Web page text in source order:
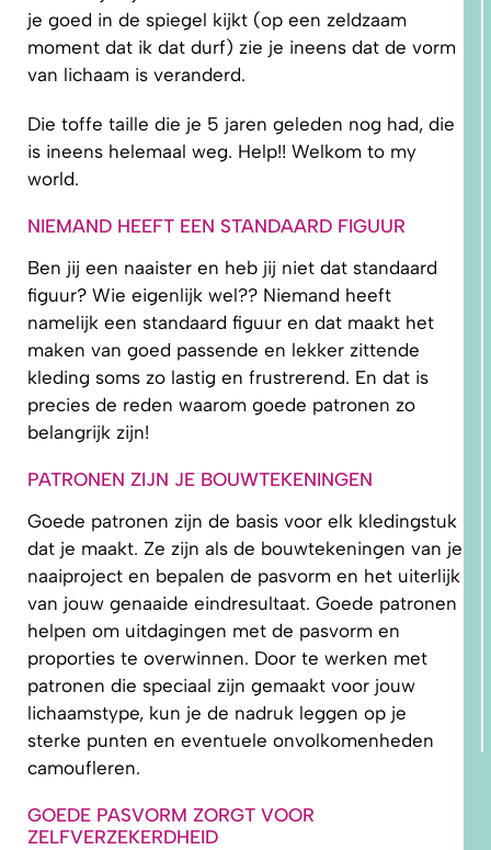
je goed in de spiegel kijkt (op een zeldzaam
moment dat ik dat durf) zie je ineens dat de vorm
van lichaam is veranderd.
Die toffe taille die je 5 jaren geleden nog had, die
is ineens helemaal weg. Help!! Welkom to my
world.
NIEMAND HEEFT EEN STANDAARD FIGUUR
Ben jij een naaister en heb jij niet dat standaard
figuur? Wie eigenlijk wel?? Niemand heeft
namelijk een standaard figuur en dat maakt het
maken van goed passende en lekker zittende
kleding soms zo lastig en frustrerend. En dat is
precies de reden waarom goede patronen zo
belangrijk zijn!
PATRONEN ZIJN JE BOUWTEKENINGEN
Goede patronen zijn de basis voor elk kledingstuk
dat je maakt. Ze zijn als de bouwtekeningen van je
naaiproject en bepalen de pasvorm en het uiterlijk
van jouw genaaide eindresultaat. Goede patronen
helpen om uitdagingen met de pasvorm en
proporties te overwinnen. Door te werken met
patronen die speciaal zijn gemaakt voor jouw
lichaamstype, kun je de nadruk leggen op je
sterke punten en eventuele onvolkomenheden
camoufleren.
GOEDE PASVORM ZORGT VOOR
ZELFVERZEKERDHEID
TUTORIALS